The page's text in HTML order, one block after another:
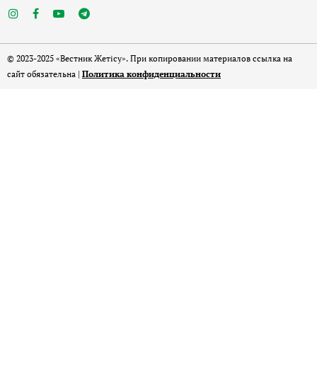
© 2023-2025 «Вестник Жетісу». При копировании материалов ссылка на
сайт обязательна | Политика конфиденциальности